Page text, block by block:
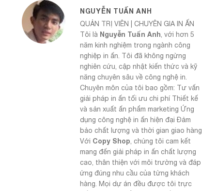
NGUYỄN TUẤN ANH
QUẢN TRỊ VIÊN | CHUYÊN GIA IN ẤN
Tôi là Nguyễn Tuấn Anh, với hơn 5
năm kinh nghiệm trong ngành công
nghiệp in ấn. Tôi đã không ngừng
nghiên cứu, cập nhật kiến thức và kỹ
năng chuyên sâu về công nghệ in.
Chuyên môn của tôi bao gồm: Tư vấn
giải pháp in ấn tối ưu chi phí Thiết kế
và sản xuất ấn phẩm marketing Ứng
dụng công nghệ in ấn hiện đại Đảm
bảo chất lượng và thời gian giao hàng
Với Copy Shop, chúng tôi cam kết
mang đến giải pháp in ấn chất lượng
cao, thân thiện với môi trường và đáp
ứng đúng nhu cầu của từng khách
hàng. Mọi dự án đều được tôi trực